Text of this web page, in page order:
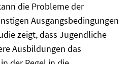
die Probleme der
Ausgangsbedingungen
zeigt, dass Jugendliche
Ausbildungen das